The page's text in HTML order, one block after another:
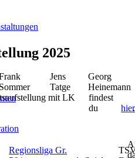
2025
Sommer
Jens
Tatge
Georg
Heinemann
mit LK
findest
du
hier.
Regionsliga Gr.